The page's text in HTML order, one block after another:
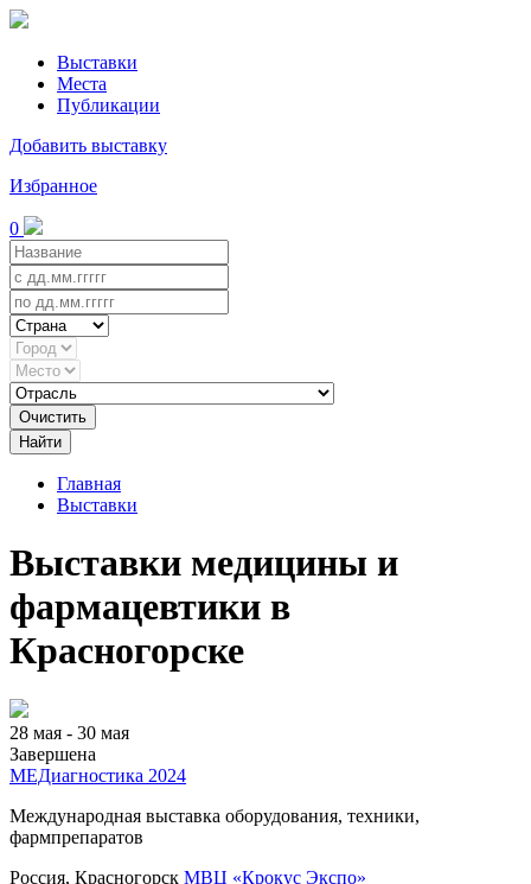
Выставки
Места
Публикации
Добавить выставку
Избранное
0
Очистить
Найти
Главная
Выставки
Выставки медицины и
фармацевтики в
Красногорске
28 мая - 30 мая
Завершена
МEДиагностика 2024
Международная выставка оборудования, техники,
фармпрепаратов
Россия, Красногорск МВЦ «Крокус Экспо»